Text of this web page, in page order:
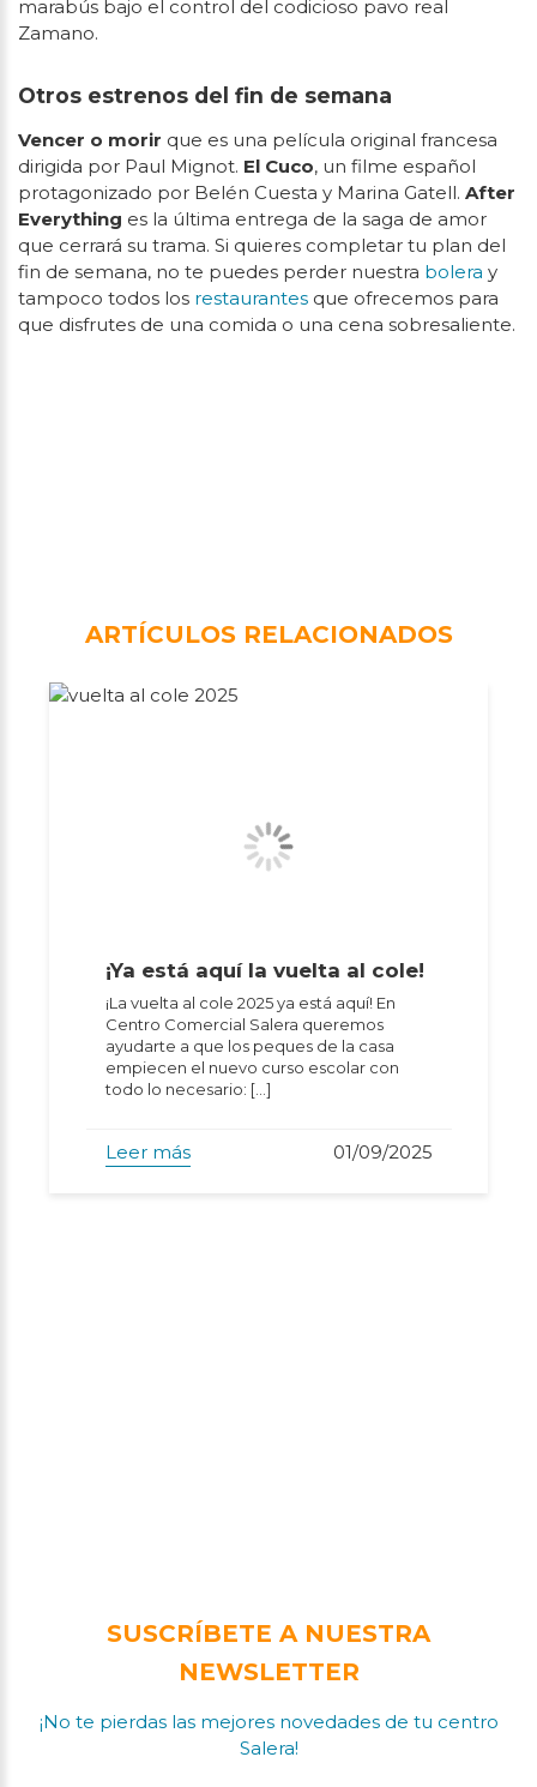
marabús bajo el control del codicioso pavo real
Zamano.
Otros estrenos del fin de semana
Vencer o morir que es una película original francesa
dirigida por Paul Mignot. El Cuco, un filme español
protagonizado por Belén Cuesta y Marina Gatell. After
Everything es la última entrega de la saga de amor
que cerrará su trama. Si quieres completar tu plan del
fin de semana, no te puedes perder nuestra bolera y
tampoco todos los restaurantes que ofrecemos para
que disfrutes de una comida o una cena sobresaliente.
ARTÍCULOS RELACIONADOS
¡Ya está aquí la vuelta al cole!
¡La vuelta al cole 2025 ya está aquí! En
Centro Comercial Salera queremos
ayudarte a que los peques de la casa
empiecen el nuevo curso escolar con
todo lo necesario: […]
Leer más 01/09/2025
SUSCRÍBETE A NUESTRA
NEWSLETTER
¡No te pierdas las mejores novedades de tu centro
Salera!